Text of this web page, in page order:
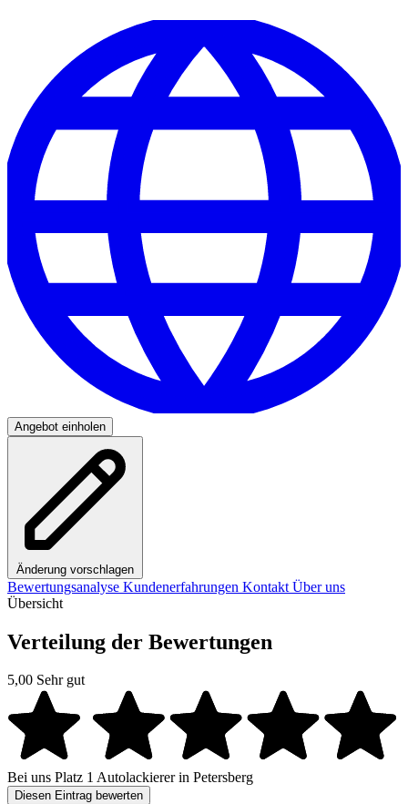
Angebot einholen
Änderung vorschlagen
Bewertungsanalyse Kundenerfahrungen Kontakt Über uns
Übersicht
Verteilung der Bewertungen
5,00 Sehr gut
Bei uns Platz 1 Autolackierer in Petersberg
Diesen Eintrag bewerten